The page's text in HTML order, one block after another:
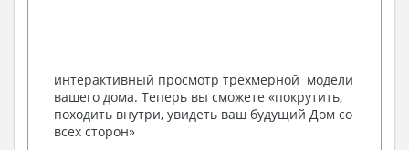
Спецификация материалов
Электротехнические решения:
Условные обозначения и общие данные
интерактивный просмотр трехмерной модели
вашего дома. Теперь вы сможете «покрутить,
походить внутри, увидеть ваш будущий Дом со
всех сторон»